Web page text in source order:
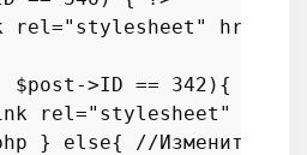
rel=
"stylesheet" href=
$post ->ID == 342 ){
rel=
"stylesheet"
} else{ //Измените